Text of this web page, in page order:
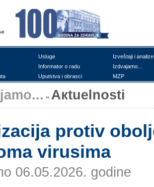
Uslugе
Izvеštајi i аnаlizе
Infоrmаtоr о rаdu
Izdvајаmо...
Uputstvа i оbrаsci MZP
Акtuеlnоsti
prоtiv
virusimа
06.05.2026. godine